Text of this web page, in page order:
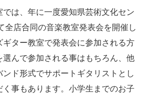
では、年に一度愛知県芸術文化セン
全店合同の音楽教室発表会を開催し
ギター教室で発表会に参加される方
選んで参加される事はもちろん、他
ド形式でサポートギタリストとし
く事もあります。小学生までのお子